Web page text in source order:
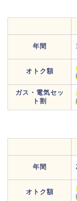
年間
オトク額
ガス・電気セッ
ト割
年間
オトク額